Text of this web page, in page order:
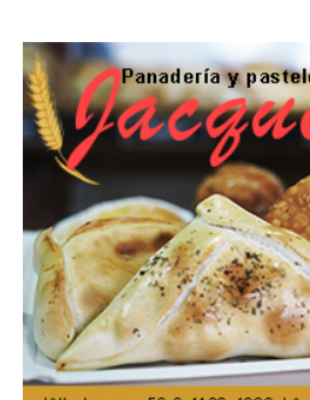
De cara a 2025, la
reforzando la infraestructura y el
con un enfoque especial en la
será equipada con nuevos
calidad de la atención.
Con estas iniciativas, la Ilustre
Gregorio reafirma su
salud de calidad para toda la
las necesidades médicas con
profesionales especializados.